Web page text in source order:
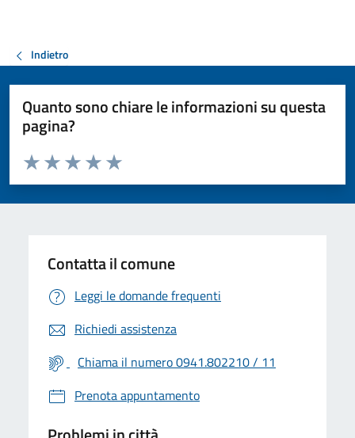
Indietro
Quanto sono chiare le informazioni su questa
pagina?
Valuta da 1 a 5 stelle la pagina
Valuta 5 stelle su 5
Valuta 4 stelle su 5
Valuta 3 stelle su 5
Valuta 2 stelle su 5
Valuta 1 stelle su 5
Contatta il comune
Leggi le domande frequenti
Richiedi assistenza
Chiama il numero 0941.802210 / 11
Prenota appuntamento